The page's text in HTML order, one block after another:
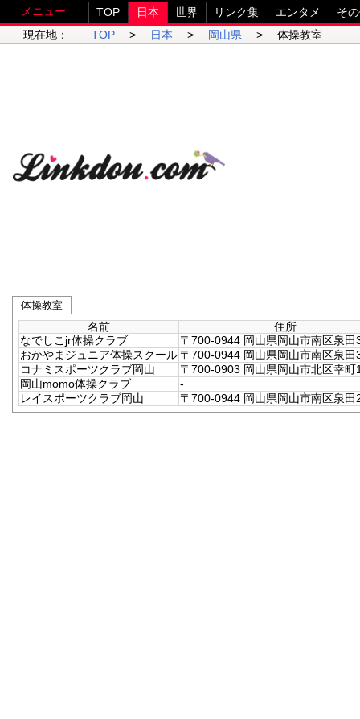
メニュー TOP 日本 世界 リンク集 エンタメ
そ
現在地：
TOP > 日本 > 岡山県 > 体操教室
体操教室
名前
住所
なでしこjr体操クラブ
〒700-0944 岡山県岡山市南区泉田
おかやまジュニア体操スクール 〒700-0944 岡山県岡山市南区泉田
コナミスポーツクラブ岡山
〒700-0903 岡山県岡山市北区幸町
岡山momo体操クラブ
-
レイスポーツクラブ岡山
〒700-0944 岡山県岡山市南区泉田